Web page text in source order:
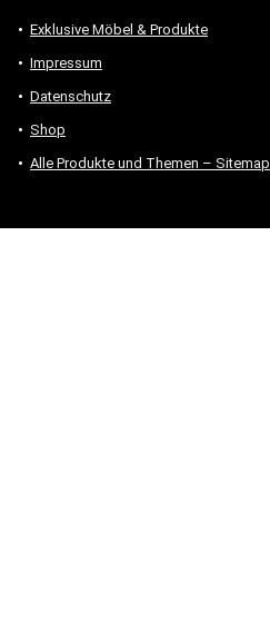
Exklusive Möbel & Produkte
Impressum
Datenschutz
Shop
Alle Produkte und Themen – Sitemap